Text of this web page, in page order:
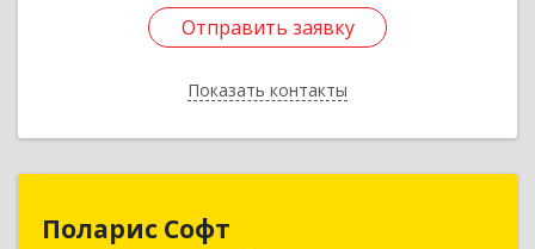
Отправить заявку
Показать контакты
Отправить заявку
Назад
Поларис Софт